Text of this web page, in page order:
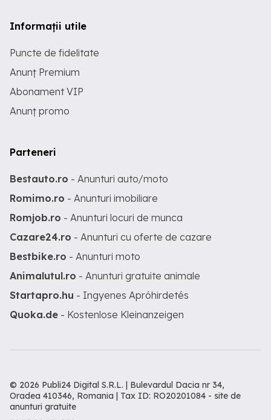
Informații utile
Puncte de fidelitate
Anunț Premium
Abonament VIP
Anunț promo
Parteneri
Bestauto.ro - Anunturi auto/moto
Romimo.ro - Anunturi imobiliare
Romjob.ro - Anunturi locuri de munca
Cazare24.ro - Anunturi cu oferte de cazare
Bestbike.ro - Anunturi moto
Animalutul.ro - Anunturi gratuite animale
Startapro.hu - Ingyenes Apróhirdetés
Quoka.de - Kostenlose Kleinanzeigen
© 2026 Publi24 Digital S.R.L. | Bulevardul Dacia nr 34,
Oradea 410346, Romania | Tax ID: RO20201084 - site de
anunturi gratuite